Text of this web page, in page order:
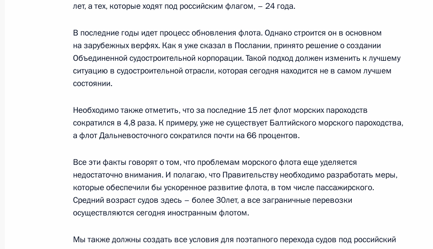
Начало встречи с Президентом Туркменистана Гурбангулы
Бердымухаммедовым
23 апреля 2007 года, 21:19 Ново-Огарево
Начало встречи с министром обороны США Робертом Гейтсом
23 апреля 2007 года, 20:02 Москва, Кремль
Стенографический отчет о совещании с членами Правительства
23 апреля 2007 года, 16:46 Москва, Кремль
лет, а тех, которые ходят под российским флагом, – 24 года.
В последние годы идет процесс обновления флота. Однако строится он в основном
на зарубежных верфях. Как я уже сказал в Послании, принято решение о создании
Объединенной судостроительной корпорации. Такой подход должен изменить к лучшему
ситуацию в судостроительной отрасли, которая сегодня находится не в самом лучшем
состоянии.
Необходимо также отметить, что за последние 15 лет флот морских пароходств
сократился в 4,8 раза. К примеру, уже не существует Балтийского морского пароходства,
а флот Дальневосточного сократился почти на 66 процентов.
Все эти факты говорят о том, что проблемам морского флота еще уделяется
недостаточно внимания. И полагаю, что Правительству необходимо разработать меры,
которые обеспечили бы ускоренное развитие флота, в том числе пассажирского.
Средний возраст судов здесь – более 30лет, а все заграничные перевозки
осуществляются сегодня иностранным флотом.
Мы также должны создать все условия для поэтапного перехода судов под российский